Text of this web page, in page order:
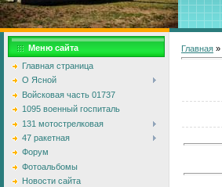
Меню сайта
Главная страница
О Ясной
Войсковая часть 01737
1095 военный госпиталь
131 мотострелковая
47 ракетная
Форум
Фотоальбомы
Новости сайта
Главная »